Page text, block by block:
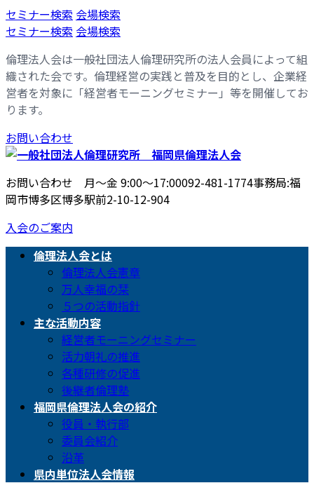
コ
ン
ン
ツ
へ
ス
キ
ッ
ナ
ビ
ー
シ
ョ
ン
に
移
セミナー検索 会場検索
セミナー検索 会場検索
倫理法人会は一般社団法人倫理研究所の法人会員によって組
織された会です。倫理経営の実践と普及を目的とし、企業経
営者を対象に「経営者モーニングセミナー」等を開催してお
ります。
お問い合わせ
お問い合わせ 月〜金 9:00〜17:00092-481-1774事務局:福
岡市博多区博多駅前2-10-12-904
入会のご案内
倫理法人会とは
倫理法人会憲章
万人幸福の栞
５つの活動指針
主な活動内容
経営者モーニングセミナー
活力朝礼の推進
各種研修の促進
後継者倫理塾
福岡県倫理法人会の紹介
役員・執行部
委員会紹介
沿革
県内単位法人会情報